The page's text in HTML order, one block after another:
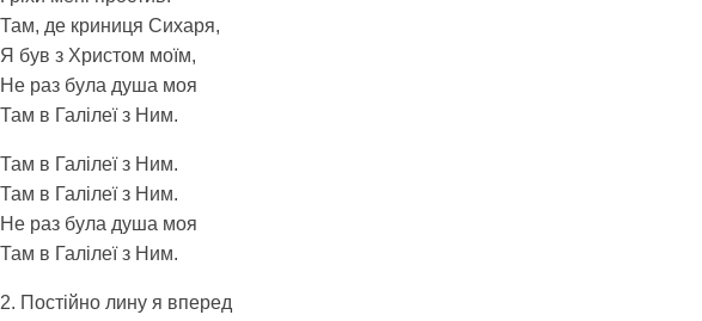
Там, де криниця Сихаря,
Я був з Христом моїм,
Не раз була душа моя
Там в Галілеї з Ним.
Там в Галілеї з Ним.
Там в Галілеї з Ним.
Не раз була душа моя
Там в Галілеї з Ним.
2. Постійно лину я вперед